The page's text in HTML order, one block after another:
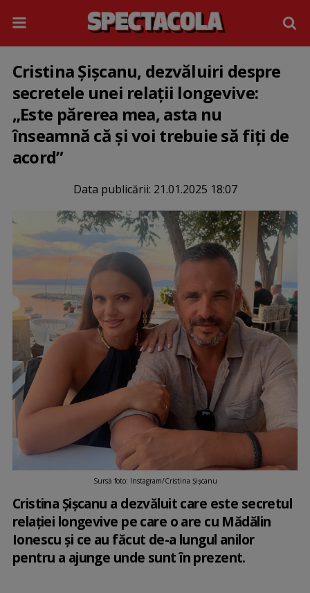
Cristina Șișcanu, dezvăluiri despre
secretele unei relații longevive:
„Este părerea mea, asta nu
înseamnă că și voi trebuie să fiți de
acord”
Data publicării: 21.01.2025 18:07
Sursă foto: Instagram/Cristina Șișcanu
Cristina Șișcanu a dezvăluit care este secretul
relației longevive pe care o are cu Mădălin
Ionescu și ce au făcut de-a lungul anilor
pentru a ajunge unde sunt în prezent.